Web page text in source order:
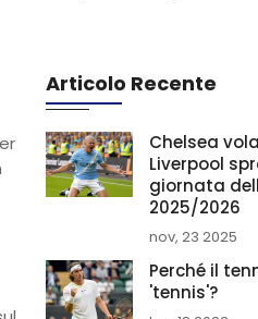
Articolo Recente
Chelsea
Liverpool
giornata
2025/2026
nov, 23 2025
Perché il
'tennis'?